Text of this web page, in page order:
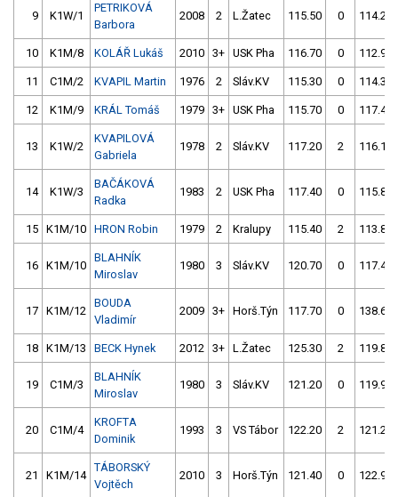
9 K1W/1
PETRIKOVÁ
Barbora
2008 2 L.Žatec 115.50 0 114.20
10 K1M/8 KOLÁŘ Lukáš 2010 3+ USK Pha 116.70 0 112.90
11 C1M/2 KVAPIL Martin 1976 2 Sláv.KV 115.30 0 114.30
12 K1M/9 KRÁL Tomáš 1979 3+ USK Pha 115.70 0 117.40
13 K1W/2
KVAPILOVÁ
Gabriela
1978 2 Sláv.KV 117.20 2 116.10
14 K1W/3
BAČÁKOVÁ
Radka
1983 2 USK Pha 117.40 0 115.80
15 K1M/10 HRON Robin 1979 2 Kralupy 115.40 2 113.80
16 K1M/10
BLAHNÍK
Miroslav
1980 3 Sláv.KV 120.70 0 117.40
17 K1M/12
BOUDA
Vladimír
2009 3+ Horš.Týn 117.70 0 138.60
18 K1M/13 BECK Hynek 2012 3+ L.Žatec 125.30 2 119.80
19 C1M/3
BLAHNÍK
Miroslav
1980 3 Sláv.KV 121.20 0 119.90
20 C1M/4
KROFTA
Dominik
1993 3 VS Tábor 122.20 2 121.20
21 K1M/14
TÁBORSKÝ
Vojtěch
2010 3 Horš.Týn 121.40 0 122.90